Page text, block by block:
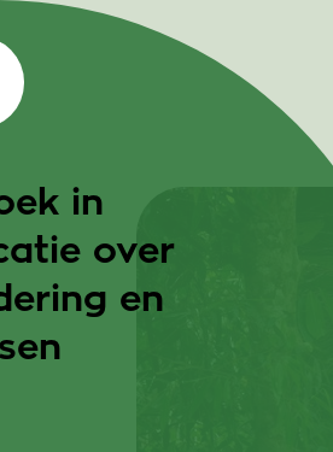
in
over
en